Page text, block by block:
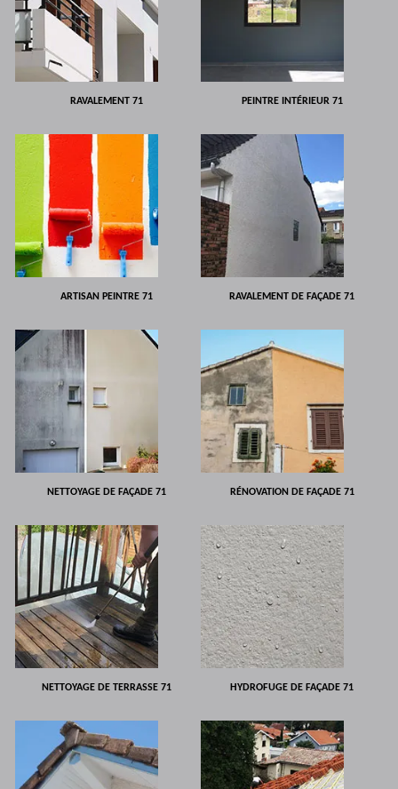
RAVALEMENT 71 PEINTRE INTÉRIEUR 71
ARTISAN PEINTRE 71 RAVALEMENT DE FAÇADE 71
NETTOYAGE DE FAÇADE 71 RÉNOVATION DE FAÇADE 71
NETTOYAGE DE TERRASSE 71 HYDROFUGE DE FAÇADE 71